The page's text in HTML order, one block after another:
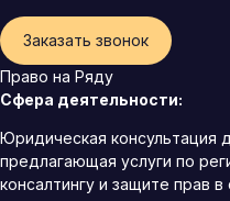
Заказать звонок
Право на Ряду
Сфера деятельности:
Юридическая консультация
предлагающая услуги по
консалтингу и защите прав в